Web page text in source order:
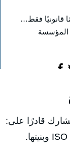
قانونيًا فقط…
قادرًا على: